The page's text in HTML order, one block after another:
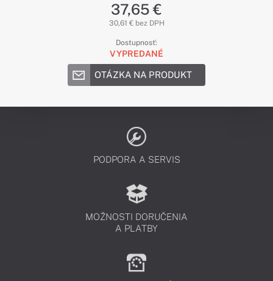
37,65 €
30,61 € bez DPH
Dostupnosť:
VYPREDANÉ
OTÁZKA NA PRODUKT
PODPORA A SERVIS
MOŽNOSTI DORUČENIA
A PLATBY